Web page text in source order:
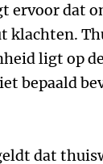
ervoor dat
klachten.
ligt op
bepaald
dat